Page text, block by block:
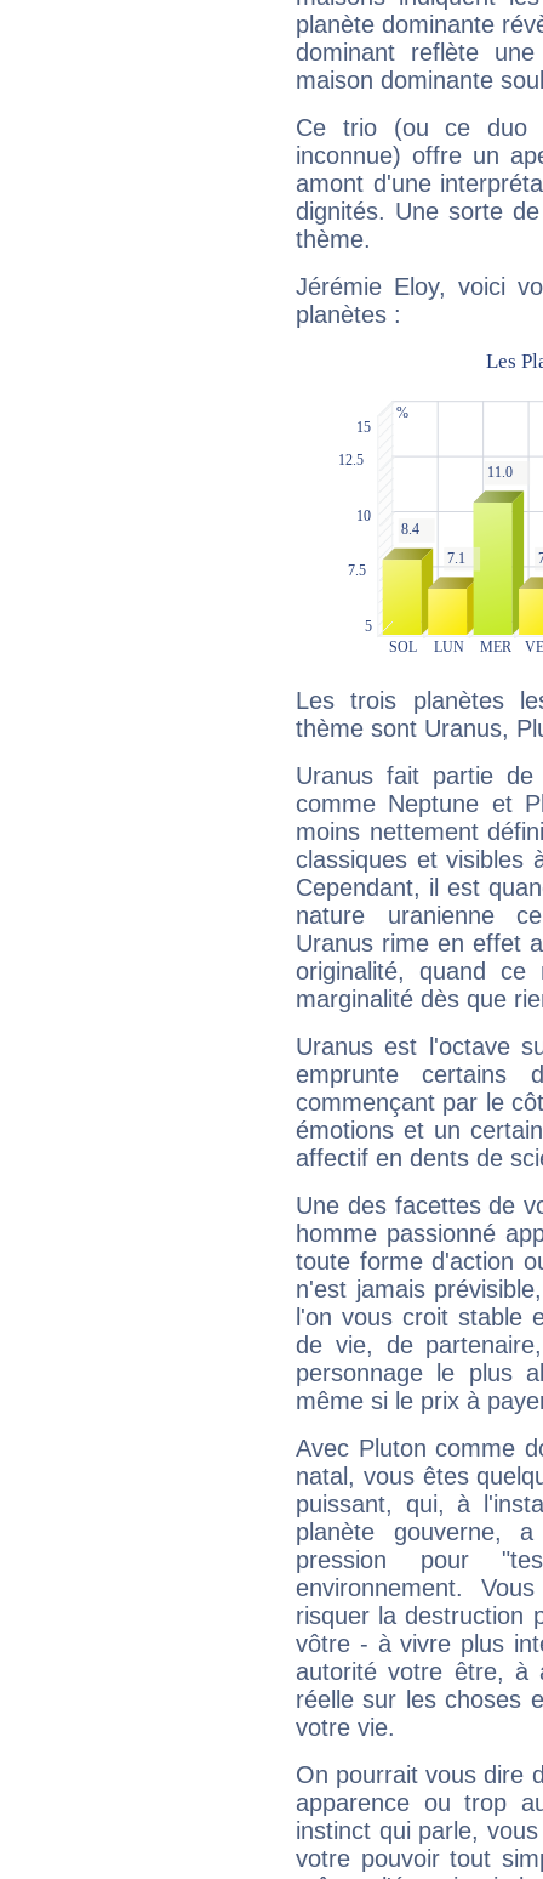
planète dominante
dominant reflète
maison dominante
Ce trio (ou ce duo
inconnue) offre un
amont d'une
dignités. Une sorte
thème.
Jérémie Eloy, voici
planètes :
Les trois planètes
thème sont Uranus,
Uranus fait partie
comme Neptune et
moins nettement
classiques et visibles
Cependant, il est
nature uranienne
Uranus rime en effet
originalité, quand ce
marginalité dès que
Uranus est l'octave
emprunte
commençant par le
émotions et un
affectif en dents de
Une des facettes de
homme passionné
toute forme d'action
n'est jamais
l'on vous croit stable
de vie, de
personnage le plus
même si le prix à
Avec Pluton comme
natal, vous êtes
puissant, qui, à
planète gouverne,
pression pour
environnement.
risquer la destruction
vôtre - à vivre plus
autorité votre être, à
réelle sur les choses
votre vie.
On pourrait vous dire
apparence ou trop
instinct qui parle,
votre pouvoir tout